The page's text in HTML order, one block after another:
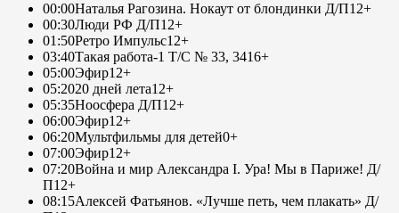
00:00Наталья Рагозина. Нокаут от блондинки Д/П12+
00:30Люди РФ Д/П12+
01:50Ретро Импульс12+
03:40Такая работа-1 Т/С № 33, 3416+
05:00Эфир12+
05:2020 дней лета12+
05:35Ноосфера Д/П12+
06:00Эфир12+
06:20Мультфильмы для детей0+
07:00Эфир12+
07:20Война и мир Александра I. Ура! Мы в Париже! Д/
П12+
08:15Алексей Фатьянов. «Лучше петь, чем плакать» Д/